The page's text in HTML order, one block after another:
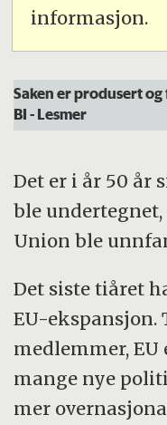
informasjon.
Saken er produsert
BI -Lesmer
Det er i år 50 år
ble
Union ble
Det siste tiåret
EU-
medlemmer, EU
mange nye
mer